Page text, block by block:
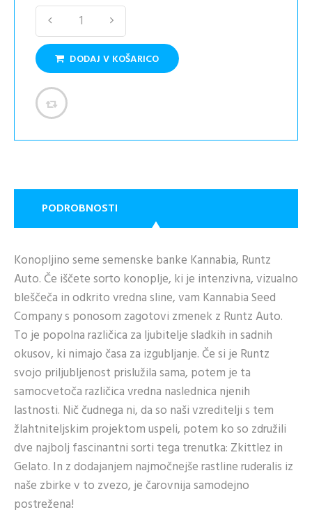
DODAJ V KOŠARICO
PODROBNOSTI
Konopljino seme semenske banke Kannabia, Runtz
Auto. Če iščete sorto konoplje, ki je intenzivna, vizualno
bleščeča in odkrito vredna sline, vam Kannabia Seed
Company s ponosom zagotovi zmenek z Runtz Auto.
To je popolna različica za ljubitelje sladkih in sadnih
okusov, ki nimajo časa za izgubljanje. Če si je Runtz
svojo priljubljenost prislužila sama, potem je ta
samocvetoča različica vredna naslednica njenih
lastnosti. Nič čudnega ni, da so naši vzreditelji s tem
žlahtniteljskim projektom uspeli, potem ko so združili
dve najbolj fascinantni sorti tega trenutka: Zkittlez in
Gelato. In z dodajanjem najmočnejše rastline ruderalis iz
naše zbirke v to zvezo, je čarovnija samodejno
postrežena!